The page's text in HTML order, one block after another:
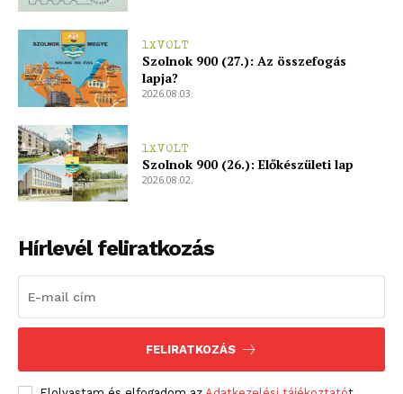
1XVOLT
Szolnok 900 (27.): Az összefogás
lapja?
2026.08.03.
1XVOLT
Szolnok 900 (26.): Előkészületi lap
2026.08.02.
Hírlevél feliratkozás
FELIRATKOZÁS